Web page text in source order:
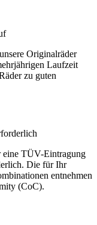
Originalräder
Laufzeit
zu guten
eine TÜV-Eintragung
Die für Ihr
entnehmen
(CoC).